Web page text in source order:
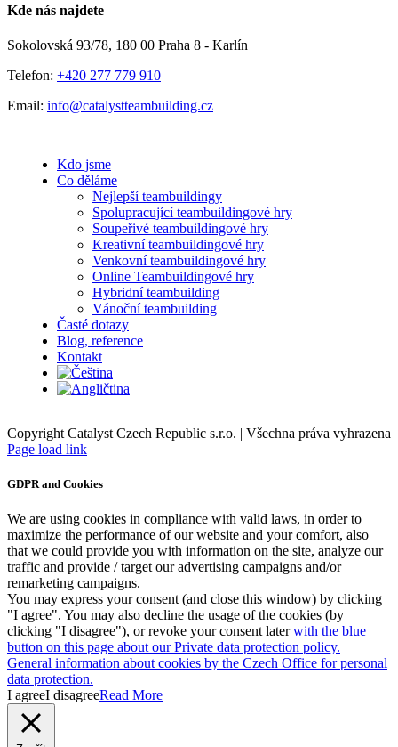
Facebook
E-
Kde nás najdete
Sokolovská 93/78, 180 00 Praha 8 - Karlín
Telefon: +420 277 779 910
Email: info@catalystteambuilding.cz
Kdo jsme
Co děláme
Nejlepší teambuildingy
Spolupracující teambuildingové hry
Soupeřivé teambuildingové hry
Kreativní teambuildingové hry
Venkovní teambuildingové hry
Online Teambuildingové hry
Hybridní teambuilding
Vánoční teambuilding
Časté dotazy
Blog, reference
Kontakt
Copyright Catalyst Czech Republic s.r.o. | Všechna práva vyhrazena
Facebook
Instagram
Page load link
GDPR and Cookies
We are using cookies in compliance with valid laws, in order to
maximize the performance of our website and your comfort, also
that we could provide you with information on the site, analyze our
traffic and provide / target our advertising campaigns and/or
remarketing campaigns.
You may express your consent (and close this window) by clicking
"I agree". You may also decline the usage of the cookies (by
clicking "I disagree"), or revoke your consent laterwith the blue
button on this page about our Private data protection policy.
General information about cookies by the Czech Office for personal
data protection.
I agreeI disagreeRead More